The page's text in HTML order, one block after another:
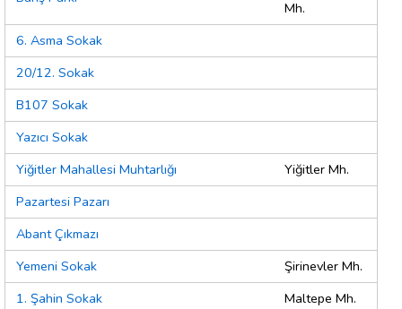
Mh.
6. Asma Sokak
20/12. Sokak
B107 Sokak
Yazıcı Sokak
Yiğitler Mahallesi Muhtarlığı
Yiğitler Mh.
Pazartesi Pazarı
Abant Çıkmazı
Yemeni Sokak
Şirinevler Mh.
1. Şahin Sokak
Maltepe Mh.